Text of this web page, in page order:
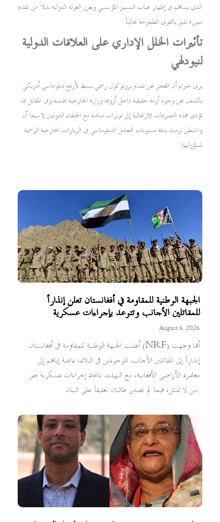
الجبهة الوطنية للمقاومة في أفغانستان تعلن إنذاراً
للمقاتلين الأجانب وتتوعد بإجراءات عسكرية
August 6, 2026
أعلنت الجبهة الوطنية للمقاومة في أفغانستان (NRF) أنها وجهت
إنذاراً إلى المقاتلين الأجانب الموجودين في البلاد، داعية إياهم إلى
مغادرة الأراضي الأفغانية، مع التهديد باتخاذ إجراءات عسكرية بحق
من لا يمتثل، فيما لم تصدر طالبان تعليقاً على البيان.
الذي يساهم في إظهار غياب التنسيق المؤسسي ويعزز العزلة الدولية بدلاً من تقديم
صورة تليق بالقوى الطموحة عالمياً
تأثيرات الخلل الإداري على العلاقات الدولية
لنيودلهي
يرى خبراء أن العجز عن تقديم بروتوكول رسمي بسيط لأرفع دبلوماسي أمريكي
يكشف عن وجود أزمة حقيقية داخل أروقة وزارة الخارجية الهندية وفي المقابل قد
تؤدي هذه التصرفات الارتجالية إلى توترات صامتة مع الحلفاء الدوليين لاسيما أن
واشنطن ترصد بدقة مستويات التعامل الدبلوماسي في الزيارات الخارجية الرسمية
لمسؤوليها